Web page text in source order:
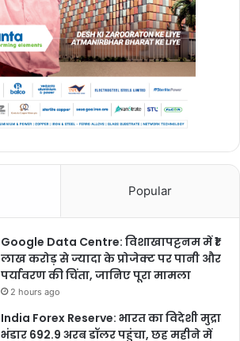
Popular
Google Data Centre: विशाखापट्टनम में ₹1
लाख करोड़ से ज्यादा के प्रोजेक्ट पर पानी और
पर्यावरण की चिंता, जानिए पूरा मामला
2 hours ago
India Forex Reserve: भारत का विदेशी मुद्रा
भंडार 692.9 अरब डॉलर पहुंचा, छह महीने में